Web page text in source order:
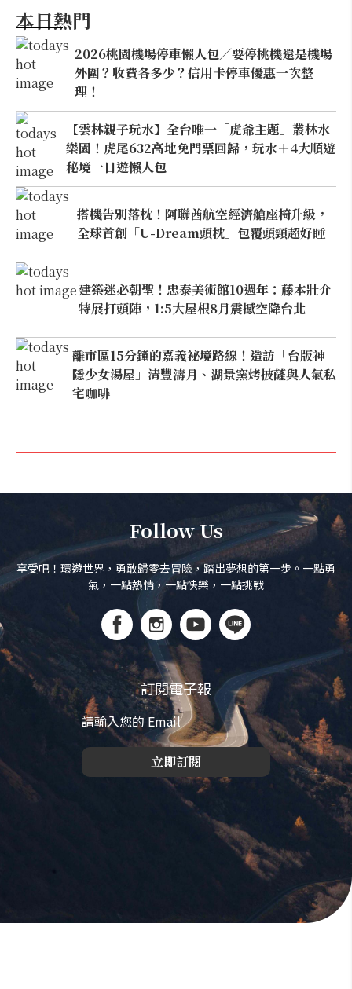
本日熱門
2026桃園機場停車懶人包／要停桃機還是機場
外圍？收費各多少？信用卡停車優惠一次整
理！
【雲林親子玩水】全台唯一「虎爺主題」叢林水
樂園！虎尾632高地免門票回歸，玩水＋4大順遊
秘境一日遊懶人包
搭機告別落枕！阿聯酋航空經濟艙座椅升級，
全球首創「U-Dream頭枕」包覆頭頸超好睡
建築迷必朝聖！忠泰美術館10週年：藤本壯介
特展打頭陣，1:5大屋根8月震撼空降台北
離市區15分鐘的嘉義祕境路線！造訪「台版神
隱少女湯屋」清豐濤月、湖景窯烤披薩與人氣私
宅咖啡
Follow Us
享受吧！環遊世界，勇敢歸零去冒險，踏出夢想的第一步。一點勇
氣，一點熱情，一點快樂，一點挑戰
訂閱電子報
立即訂閱